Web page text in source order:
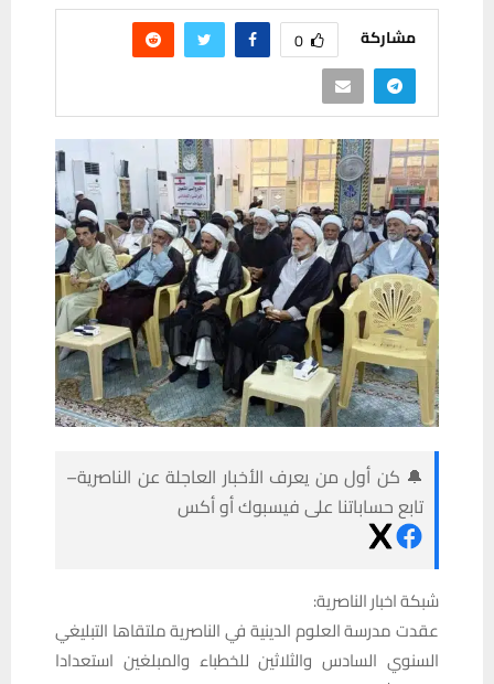
مشاركة 0
🔔 كن أول من يعرف الأخبار العاجلة عن الناصرية–
تابع حساباتنا على فيسبوك أو أكس
شبكة اخبار الناصرية:
عقدت مدرسة العلوم الدينية في الناصرية ملتقاها التبليغي
السنوي السادس والثلاثين للخطباء والمبلغين استعدادا